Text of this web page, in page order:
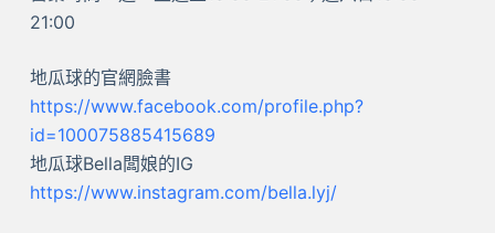
21:00
地瓜球的官網臉書
https://www.facebook.com/profile.php?
id=100075885415689
地瓜球Bella闆娘的IG
https://www.instagram.com/bella.lyj/